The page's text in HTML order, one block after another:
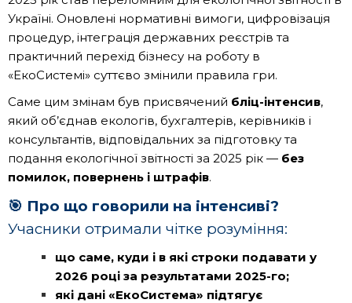
Україні. Оновлені нормативні вимоги, цифровізація
процедур, інтеграція державних реєстрів та
практичний перехід бізнесу на роботу в
«ЕкоСистемі» суттєво змінили правила гри.
Саме цим змінам був присвячений бліц-інтенсив,
який об’єднав екологів, бухгалтерів, керівників і
консультантів, відповідальних за підготовку та
подання екологічної звітності за 2025 рік — без
помилок, повернень і штрафів.
🎯 Про що говорили на інтенсиві?
Учасники отримали чітке розуміння:
що саме, куди і в які строки подавати у
2026 році за результатами 2025-го;
які дані «ЕкоСистема» підтягує